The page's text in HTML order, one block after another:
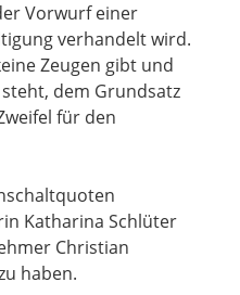
Vorwurf einer
verhandelt wird.
Zeugen gibt und
dem Grundsatz
für den
Katharina Schlüter
Christian
haben.